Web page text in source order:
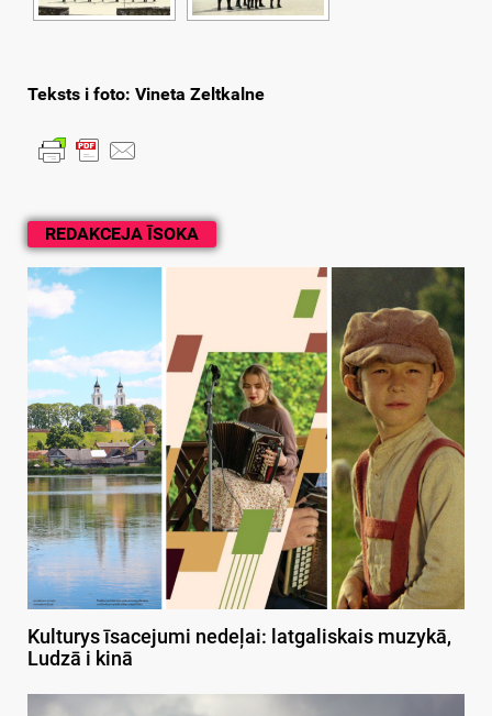
REDAKCEJA ĪSOKA
Kulturys īsacejumi nedeļai: latgaliskais muzykā,
Ludzā i kinā
Teksts i foto: Vineta Zeltkalne